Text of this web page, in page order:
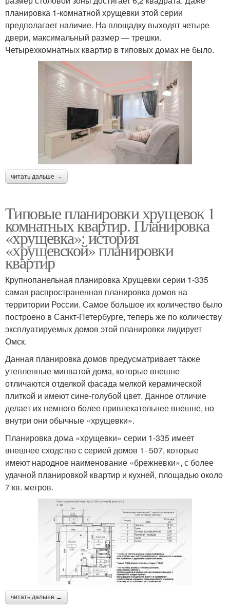
планировка 1-комнатной хрущевки этой серии
предполагает наличие. На площадку выходят четыре
двери, максимальный размер — трешки.
Четырехкомнатных квартир в типовых домах не было.
читать дальше →
Типовые планировки хрущевок 1
комнатных квартир. Планировка
«хрущевка»: история
«хрущевской» планировки
квартир
Крупнопанельная планировка Хрущевки серии 1-335
самая распространенная планировка домов на
территории России. Самое большое их количество было
построено в Санкт-Петербурге, теперь же по количеству
эксплуатируемых домов этой планировки лидирует
Омск.
Данная планировка домов предусматривает также
утепленные минватой дома, которые внешне
отличаются отделкой фасада мелкой керамической
плиткой и имеют сине-голубой цвет. Данное отличие
делает их немного более привлекательнее внешне, но
внутри они обычные «хрущевки».
Планировка дома «хрущевки» серии 1-335 имеет
внешнее сходство с серией домов 1- 507, которые
имеют народное наименование «брежневки», с более
удачной планировкой квартир и кухней, площадью около
7 кв. метров.
читать дальше →